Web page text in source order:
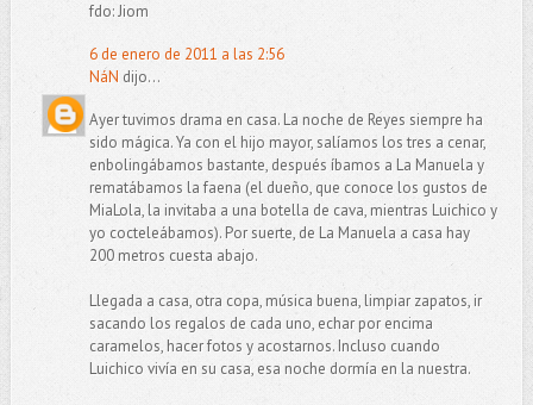
fdo: Jiom
6 de enero de 2011 a las 2:56
NáN dijo...
Ayer tuvimos drama en casa. La noche de Reyes siempre ha
sido mágica. Ya con el hijo mayor, salíamos los tres a cenar,
enbolingábamos bastante, después íbamos a La Manuela y
rematábamos la faena (el dueño, que conoce los gustos de
MiaLola, la invitaba a una botella de cava, mientras Luichico y
yo cocteleábamos). Por suerte, de La Manuela a casa hay
200 metros cuesta abajo.
Llegada a casa, otra copa, música buena, limpiar zapatos, ir
sacando los regalos de cada uno, echar por encima
caramelos, hacer fotos y acostarnos. Incluso cuando
Luichico vivía en su casa, esa noche dormía en la nuestra.